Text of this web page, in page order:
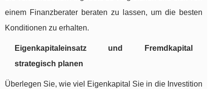
einem Finanzberater beraten zu lassen, um die besten
Konditionen zu erhalten.
Eigenkapitaleinsatz und Fremdkapital
strategisch planen
Überlegen Sie, wie viel Eigenkapital Sie in die Investition